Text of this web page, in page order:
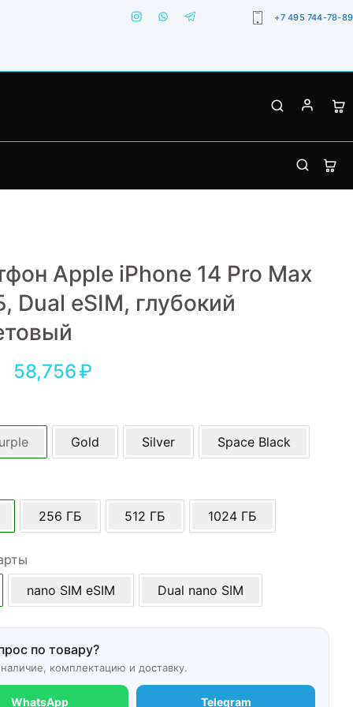
+7 495 744-78-89
Apple iPhone 14 Pro Max
Dual еSIM, глубокий
58,756₽
Gold Silver Space Black
256 ГБ 512 ГБ 1024 ГБ
nano SIM eSIM
Dual nano SIM
по товару?
комплектацию и доставку.
WhatsApp Telegram